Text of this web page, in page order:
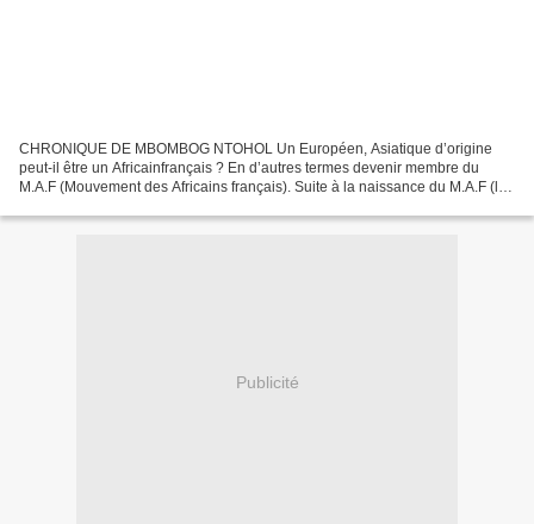
CHRONIQUE DE MBOMBOG NTOHOL Un Européen, Asiatique d’origine
peut-il être un Africainfrançais ? En d’autres termes devenir membre du
M.A.F (Mouvement des Africains français). Suite à la naissance du M.A.F (le
Publicité